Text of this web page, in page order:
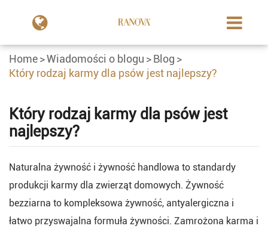
Home Wiadomości o blogu
Blog
Który rodzaj karmy dla psów jest najlepszy?
Który rodzaj karmy dla psów jest
najlepszy?
Naturalna żywność i żywność handlowa to standardy
produkcji karmy dla zwierząt domowych. Żywność
bezziarna to kompleksowa żywność, antyalergiczna i
łatwo przyswajalna formuła żywności. Zamrożona karma i